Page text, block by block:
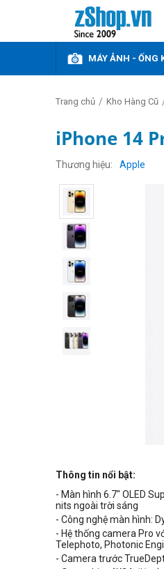
KHUYẾN MÃI
MÁY ẢNH - ỐNG
Trang chủ / Kho Hàng Cũ
iPhone 14
Thương hiệu Apple
Thông tin nổi bật:
- Màn hình 6.7" OLED
nits ngoài trời sáng
- Công nghệ màn hình:
- Hệ thống camera Pro
Telephoto, Photonic
- Camera trước